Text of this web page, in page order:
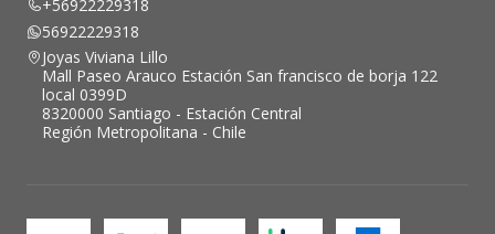
+56922229318
56922229318
Joyas Viviana Lillo
Mall Paseo Arauco Estación San francisco de borja 122
local 0399D
8320000 Santiago - Estación Central
Región Metropolitana - Chile